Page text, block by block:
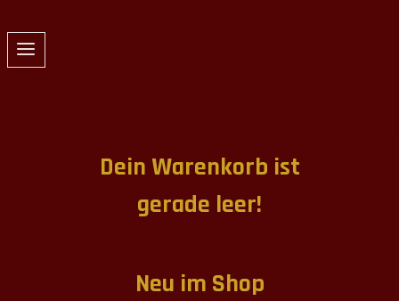
Inhalt
springen
Dein Warenkorb ist
gerade leer!
Neu im Shop